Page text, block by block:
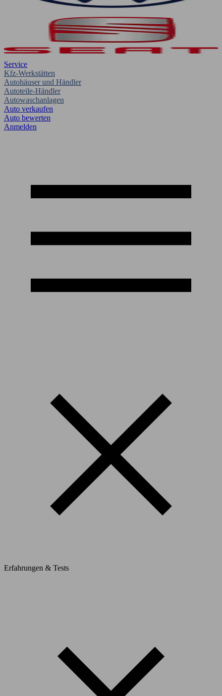
Service
Kfz-Werkstätten
Autohäuser und Händler
Autoteile-Händler
Autowaschanlagen
Auto verkaufen
Auto bewerten
Anmelden
Erfahrungen & Tests